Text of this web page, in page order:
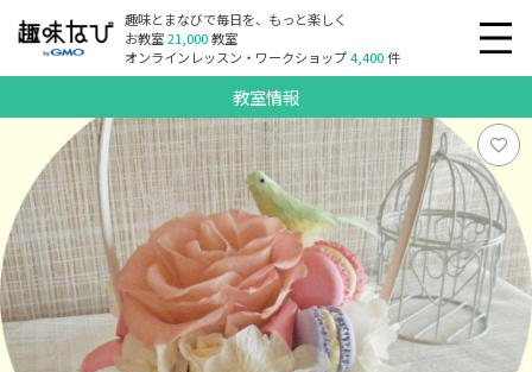
趣味とまなびで毎日を、もっと楽しく
お教室21,000教室
オンラインレッスン・ワークショップ4,400件
教室情報